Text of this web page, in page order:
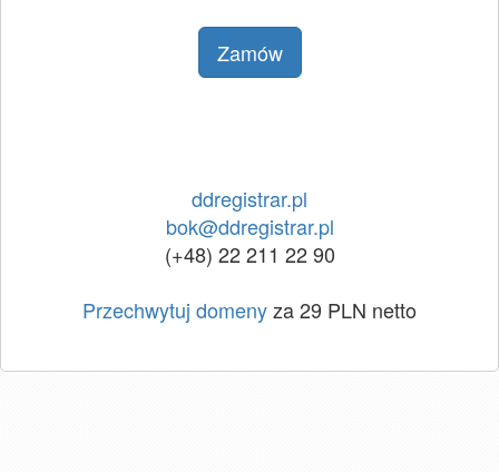
Zamów
ddregistrar.pl
bok@ddregistrar.pl
(+48) 22 211 22 90
Przechwytuj domenyza 29 PLN netto